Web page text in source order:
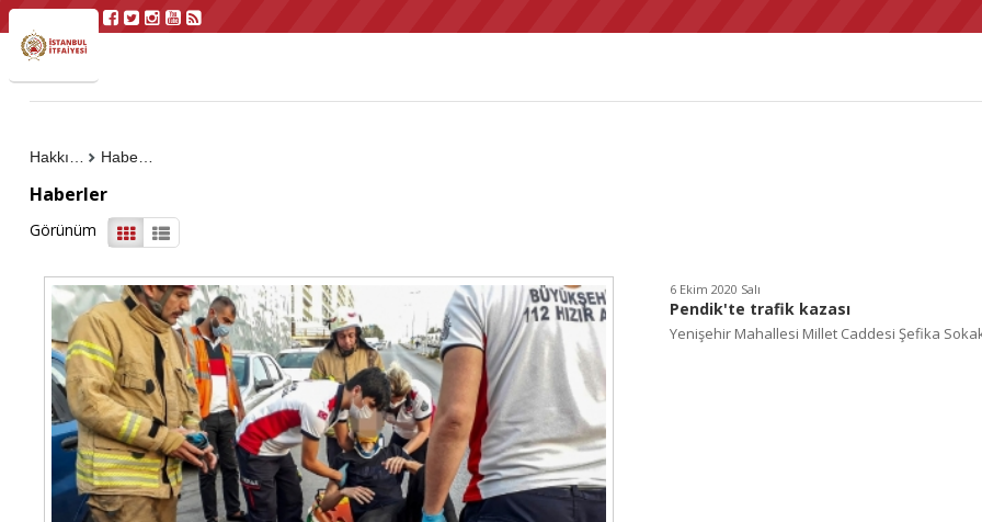
Haberler
Haberler
Görünüm
6 Ekim 2020 Salı
Pendik'te trafik kazası
Yenişehir Mahallesi Millet Caddesi Şefika